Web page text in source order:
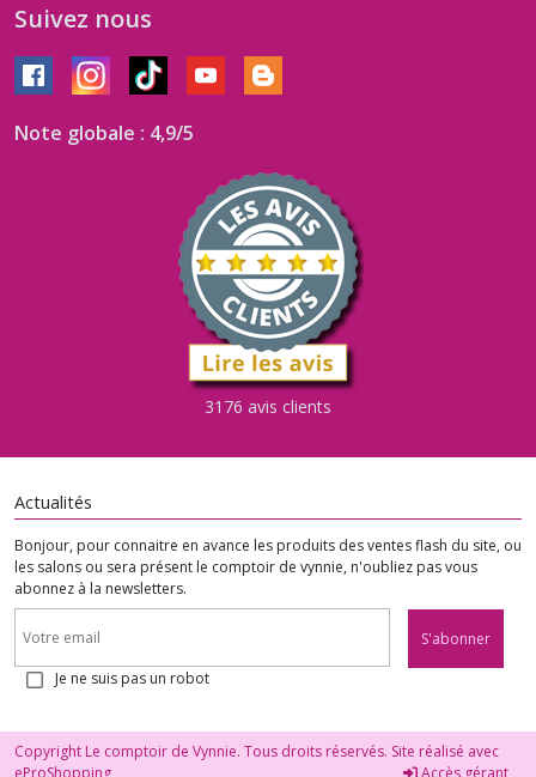
Suivez nous
Note globale : 4,9/5
3176 avis clients
Actualités
Bonjour, pour connaitre en avance les produits des ventes flash du site, ou
les salons ou sera présent le comptoir de vynnie, n'oubliez pas vous
abonnez à la newsletters.
S'abonner
Je ne suis pas un robot
Copyright Le comptoir de Vynnie. Tous droits réservés. Site réalisé avec